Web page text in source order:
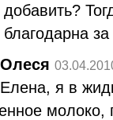
добавить?
за
Олеся
Елена, я в
молоко,